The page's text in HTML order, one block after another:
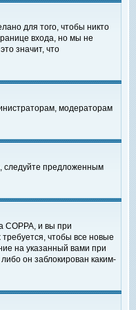
для того, чтобы никто
входа, но мы не
значит, что
модераторам
следуйте предложенным
COPPA, и вы при
чтобы все новые
на указанный вами при
он заблокирован каким-